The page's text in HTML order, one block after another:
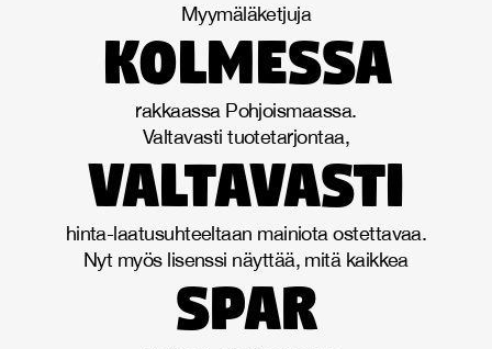
Myymäläketjuja
kolmessa
rakkaassa Pohjoismaassa.
Valtavasti tuotetarjontaa,
valtavasti
hinta-laatusuhteeltaan mainiota ostettavaa.
Nyt myös lisenssi näyttää, mitä kaikkea
spar